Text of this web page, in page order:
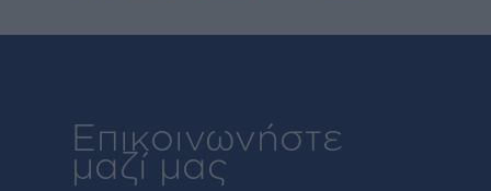
Επικοινωνήστε
μαζί μας